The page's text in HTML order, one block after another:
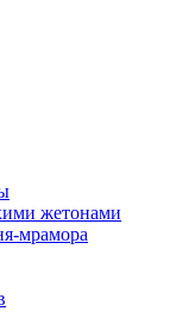
жетонами
мрамора